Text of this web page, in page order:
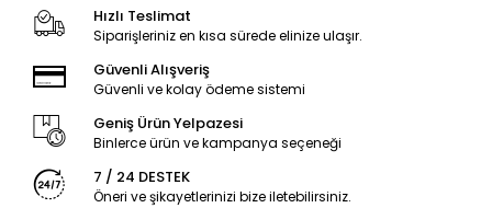
Hızlı Teslimat
Siparişleriniz en kısa sürede elinize ulaşır.
Güvenli Alışveriş
Güvenli ve kolay ödeme sistemi
Geniş Ürün Yelpazesi
Binlerce ürün ve kampanya seçeneği
7 / 24 DESTEK
Öneri ve şikayetlerinizi bize iletebilirsiniz.